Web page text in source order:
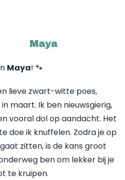
Maya
Maya! 🐾
lieve zwart-witte poes,
maart. Ik ben nieuwsgierig,
vooral dol op aandacht. Het
doe ik knuffelen. Zodra je op
zitten, is de kans groot
ben om lekker bij je
te kruipen.